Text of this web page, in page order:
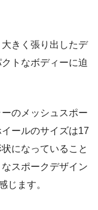
きく張り出したデ
トなボディーに迫
のメッシュスポー
ールのサイズは17
になっていること
スポークデザイン
じます。